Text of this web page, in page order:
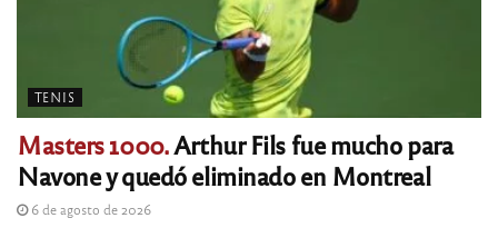
TENIS
Masters 1000.Arthur Fils fue mucho para
Navone y quedó eliminado en Montreal
6 de agosto de 2026